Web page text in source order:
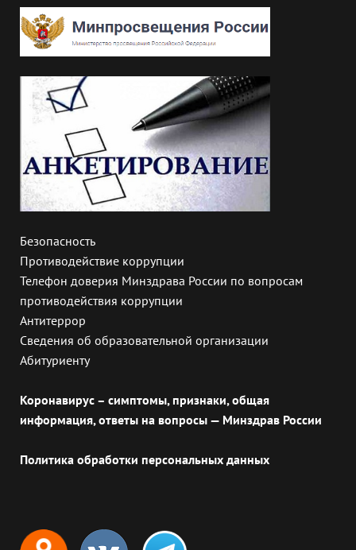
Безопасность
Противодействие коррупции
Телефон доверия Минздрава России по вопросам
противодействия коррупции
Антитеррор
Сведения об образовательной организации
Абитуриенту
Коронавирус – симптомы, признаки, общая
информация, ответы на вопросы — Минздрав России
Политика обработки персональных данных